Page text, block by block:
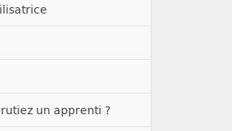
un apprenti ?